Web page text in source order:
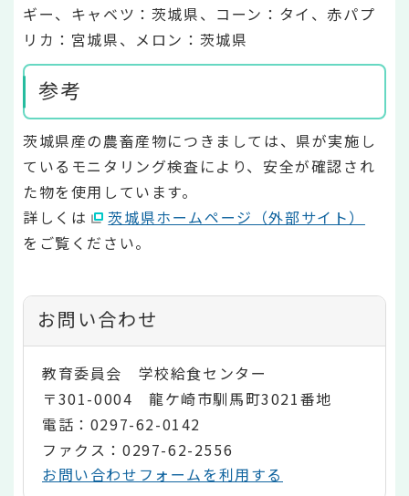
ギー、キャベツ：茨城県、コーン：タイ、赤パプ
リカ：宮城県、メロン：茨城県
参考
茨城県産の農畜産物につきましては、県が実施し
ているモニタリング検査により、安全が確認され
た物を使用しています。
詳しくは
茨城県ホームページ（外部サイト）
をご覧ください。
お問い合わせ
教育委員会 学校給食センター
〒301-0004 龍ケ崎市馴馬町3021番地
電話：0297-62-0142
ファクス：0297-62-2556
お問い合わせフォームを利用する